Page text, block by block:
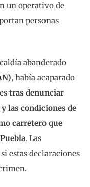
un operativo de
personas
abanderado
, había acaparado
tras denunciar
las condiciones de
carretero que
. Las
estas declaraciones